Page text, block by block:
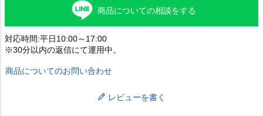
商品についての相談をする
対応時間:平日10:00～17:00
※30分以内の返信にて運用中。
商品についてのお問い合わせ
レビューを書く